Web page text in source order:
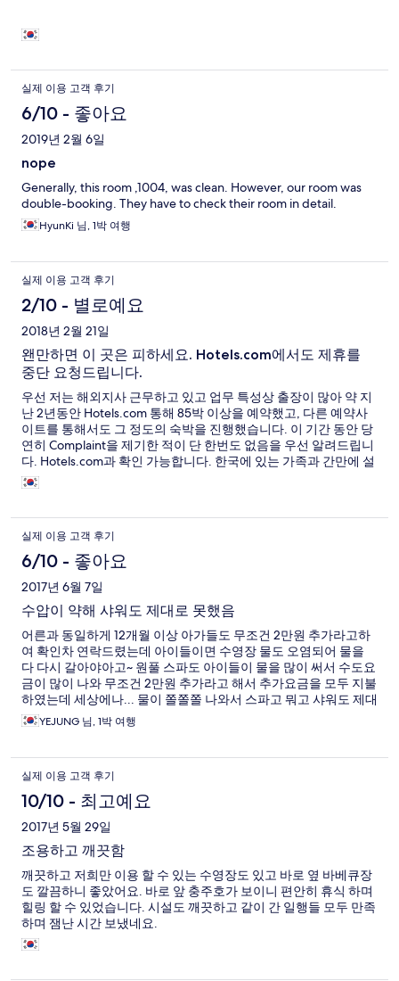
실제 이용 고객 후기
6/10 - 좋아요
2019년 2월 6일
nope
Generally, this room ,1004, was clean. However, our room was
double-booking. They have to check their room in detail.
HyunKi 님, 1박 여행
실제 이용 고객 후기
2/10 - 별로예요
2018년 2월 21일
왠만하면 이 곳은 피하세요. Hotels.com에서도 제휴를
중단 요청드립니다.
우선 저는 해외지사 근무하고 있고 업무 특성상 출장이 많아 약 지
난 2년동안 Hotels.com 통해 85박 이상을 예약했고, 다른 예약사
이트를 통해서도 그 정도의 숙박을 진행했습니다. 이 기간 동안 당
연히 Complaint을 제기한 적이 단 한번도 없음을 우선 알려드립니
다. Hotels.com과 확인 가능합니다. 한국에 있는 가족과 간만에 설
연휴 휴가 전 하루를 묶기 위해 늘상 있는 호텔보다는 이벤트가 있
는 곳이 좋겠다 싶어 이곳을 예약했습니다. 시작부터 방 예약이 잘
했지요. 방이 추워서 난방을 요청했고, 시간이 걸릴 듯 하여 짐만
내려놓고 충주 시내로 나와서 2시간 넘게 식사를 하고 돌아왔지만
여전히 추웠습니다. 아이들이 물놀이를 하고 싶어해서 욕실으로
갔지만 너무 추웠고 물을 틀었을때 약한 수압때문인건지 처음 10
초간만 뜨거운 물이 나오고 미지근한 물만 나와 어쩔 수 없이 커피
포트에 물을 끊여서 일부 데워가며 있었지만 공기가 너무 차가워
10분도 채 안되어 나왔습니다. 지속적으로 객실 온도를 올려줄 것
을 요청했지만 최선을다하고 있다고만 얘기하더군요. 만약 이 객
실이 난방이 좋지 않다는 정보를 미리 알려줬다면 아예 방 정보가
바뀌었을 때 취소를 하고 나갔을 겁니다. 거실 온도가 밤 10시 30
분 기준으로 24도가 겨우 올라갔고, 침실과 욕실은 여전히 숙박이
불가능한 상태였습니다. 온풍기를 가져오고 전기장판을 주며 거실
연결을 해달라고 해도 안해주더라구요. 사장이 오고 있다는데 언
제 오는지 몇시에 도착하는지도 모른다고 하더군요. 11시가 되도록
객실 2곳의 온도는 3세, 5세, 7세 3명의 아이들이 잘 수 있는 상황
이 아니였고, 객실안에서 다운점퍼를 다들 입고 있었지만 상황이
나아지지 않고 아이들은 평소 수면시간을 2시간 지났지만 정상적
으로 잠자리에 들어갈 수 없었습니다. 매니저도 성인만 있으면 모
를까 본인도 아이들이 있다면 힘들수 있다고 하더군요. 결국 추가
조치가 없어 밤11시에 객실 이용도 못하고 체크아웃하고 다른 호텔
로 급하게 옮겼습니다 객실변경한 5만원도 돌려주지 않더군요. 돈
을 돌려받고 안받고의 문제가 아니라 서비스의 기본이 안된 업체
입니다. 저는 그냥 벌벌 떨며 객실에서 3시간 정도 체류하며 $210
실제 이용 고객 후기
6/10 - 좋아요
2017년 6월 7일
수압이 약해 샤워도 제대로 못했음
어른과 동일하게 12개월 이상 아가들도 무조건 2만원 추가라고하
여 확인차 연락드렸는데 아이들이면 수영장 물도 오염되어 물을
다 다시 갈아야아고~ 원풀 스파도 아이들이 물을 많이 써서 수도요
금이 많이 나와 무조건 2만원 추가라고 해서 추가요금을 모두 지불
하였는데 세상에나... 물이 쫄쫄쫄 나와서 스파고 뭐고 샤워도 제대
로 못했다. 물이 너무 안나온다고 하니, 원래 수압이 약하다고;;;;;
수영장 물도 새로 갈지 않고 그대로 두던데... 그리고 올라가는 길
있고 큰타월도 있고 전체적으로 시설은 깨끗했다. 물때문에 추가
요금을 받는다고 하였는데 우리는 여자 3명이 임산부라 수영장, 스
파 사용 일체 안한데다 그 외 사람들은 샤워도 제대로 못한거 빼곤
괜찮았음.
YEJUNG 님, 1박 여행
실제 이용 고객 후기
10/10 - 최고예요
2017년 5월 29일
조용하고 깨끗함
깨끗하고 저희만 이용 할 수 있는 수영장도 있고 바로 옆 바베큐장
도 깔끔하니 좋았어요. 바로 앞 충주호가 보이니 편안히 휴식 하며
힐링 할 수 있었습니다. 시설도 깨끗하고 같이 간 일행들 모두 만족
하며 잼난 시간 보냈네요.